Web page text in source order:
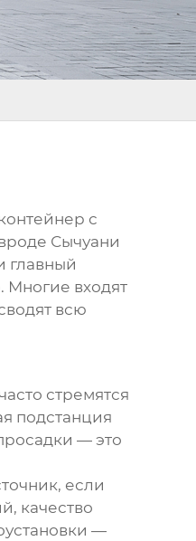
с
Сычуани
главный
Многие входят
всю
стремятся
подстанция
— это
если
качество
—